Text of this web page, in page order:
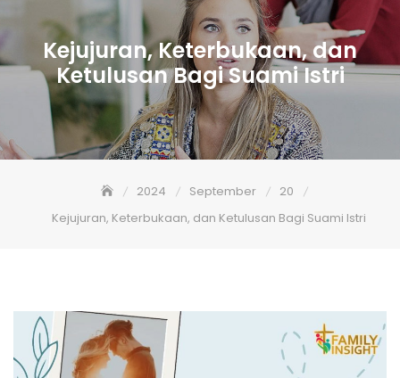
Kejujuran, Keterbukaan, dan
Ketulusan Bagi Suami Istri
2024 September
20
Kejujuran, Keterbukaan, dan Ketulusan Bagi Suami Istri